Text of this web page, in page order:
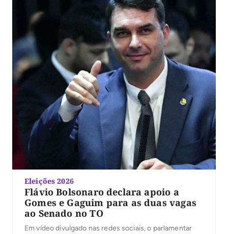
Eleições 2026
Flávio Bolsonaro declara apoio a
Gomes e Gaguim para as duas vagas
ao Senado no TO
Em vídeo divulgado nas redes sociais, o parlamentar